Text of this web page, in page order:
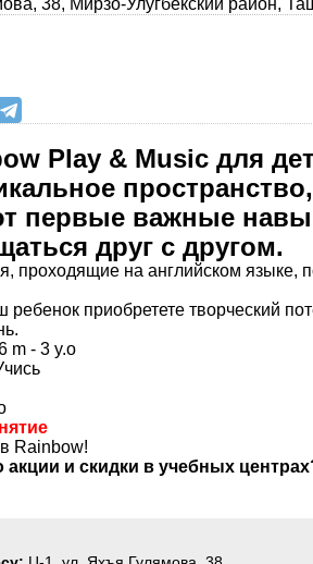
38, Мирзо-Улугбекский район,
Play & Music для
первые важные
друг с другом.
проходящие на английском языке,
приобретете творческий
m - 3 y.o
Rainbow!
акции и скидки в учебных